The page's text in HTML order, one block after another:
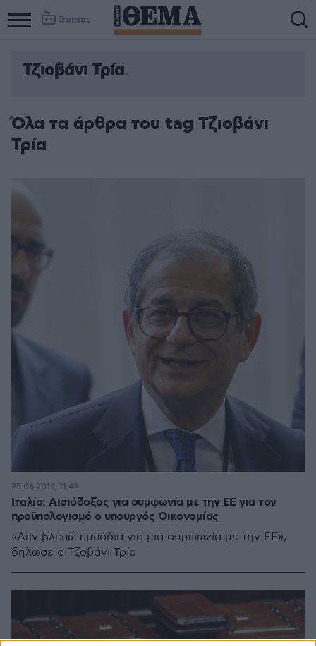
Games
Τζιοβάνι Τρία
Όλα τα άρθρα του tag Τζιοβάνι
Τρία
Ιταλία: Αισιόδοξος για συμφωνία με την ΕΕ για τον
προϋπολογισμό ο υπουργός Οικονομίας
«Δεν βλέπω εμπόδια για μια συμφωνία με την ΕΕ»,
δήλωσε ο Τζοβάνι Τρία
25.06.2019, 11:42